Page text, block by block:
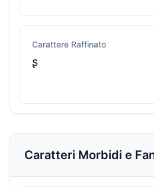
Carattere Raffinato
ʂ
Caratteri Morbidi e